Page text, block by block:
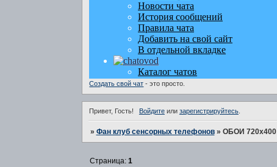
Создать свой чат - это просто.
Привет, Гость! Войдитеили зарегистрируйтесь.
» Фан клуб сенсорных телефонов » ОБОИ 720x400
Страница: 1